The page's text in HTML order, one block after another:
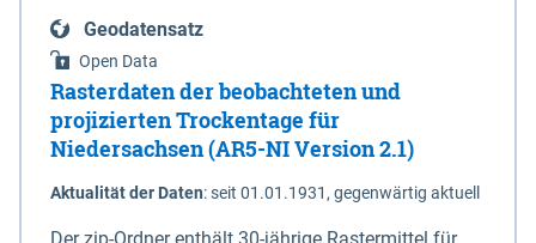
Geodatensatz
Open Data
Rasterdaten der beobachteten und
projizierten Trockentage für
Niedersachsen (AR5-NI Version 2.1)
Aktualität der Daten:seit 01.01.1931, gegenwärtig aktuell